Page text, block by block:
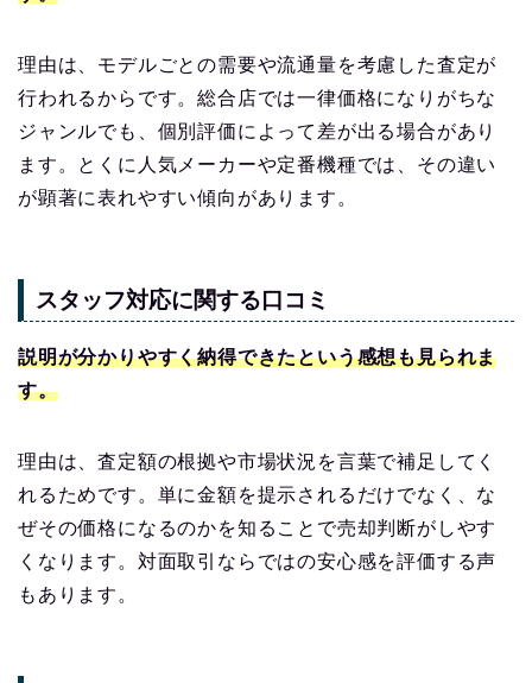
理由は、モデルごとの需要や流通量を考慮した査定が
行われるからです。総合店では一律価格になりがちな
ジャンルでも、個別評価によって差が出る場合があり
ます。とくに人気メーカーや定番機種では、その違い
が顕著に表れやすい傾向があります。
スタッフ対応に関する口コミ
説明が分かりやすく納得できたという感想も見られま
す。
理由は、査定額の根拠や市場状況を言葉で補足してく
れるためです。単に金額を提示されるだけでなく、な
ぜその価格になるのかを知ることで売却判断がしやす
くなります。対面取引ならではの安心感を評価する声
もあります。